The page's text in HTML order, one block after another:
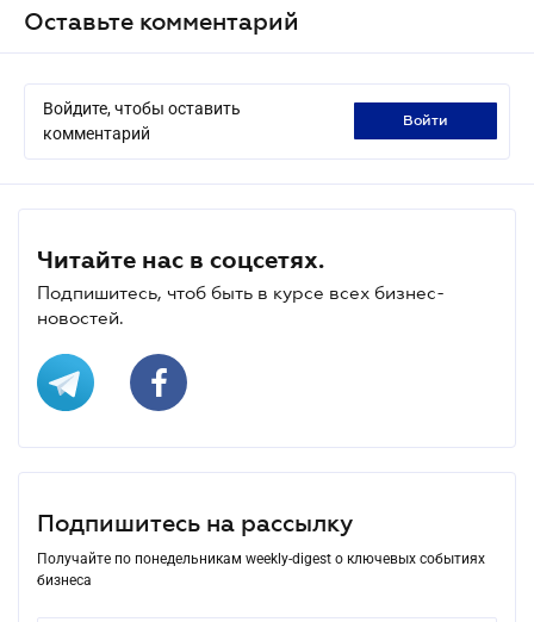
Оставьте комментарий
Войдите, чтобы оставить
комментарий
войти
Читайте нас в соцсетях.
Подпишитесь, чтоб быть в курсе всех бизнес-
новостей.
Подпишитесь на рассылку
Получайте по понедельникам weekly-digest о ключевых событиях
бизнеса